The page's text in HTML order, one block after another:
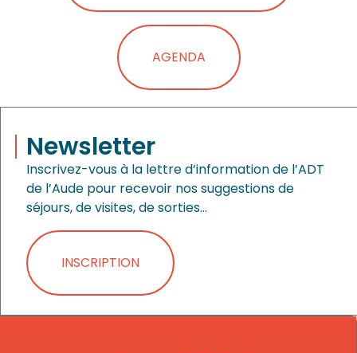
AGENDA
Newsletter
Inscrivez-vous à la lettre d’information de l’ADT
de l’Aude pour recevoir nos suggestions de
séjours, de visites, de sorties…
INSCRIPTION